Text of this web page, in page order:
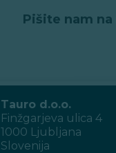
Pišite nam na
Tauro d.o.o.
Finžgarjeva ulica 4
1000 Ljubljana
Slovenija